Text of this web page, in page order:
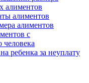
алиментов
алиментов
алиментов
с
человека
ребенка за неуплату